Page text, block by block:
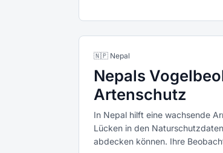
🇳🇵 Nepal
Nepals
Artenschutz
In Nepal hilft eine wachsende
Lücken in den
abdecken können. Ihre